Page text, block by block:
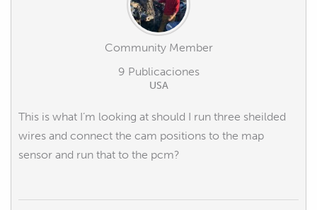
Community Member
9 Publicaciones
USA
This is what I’m looking at should I run three sheilded
wires and connect the cam positions to the map
sensor and run that to the pcm?